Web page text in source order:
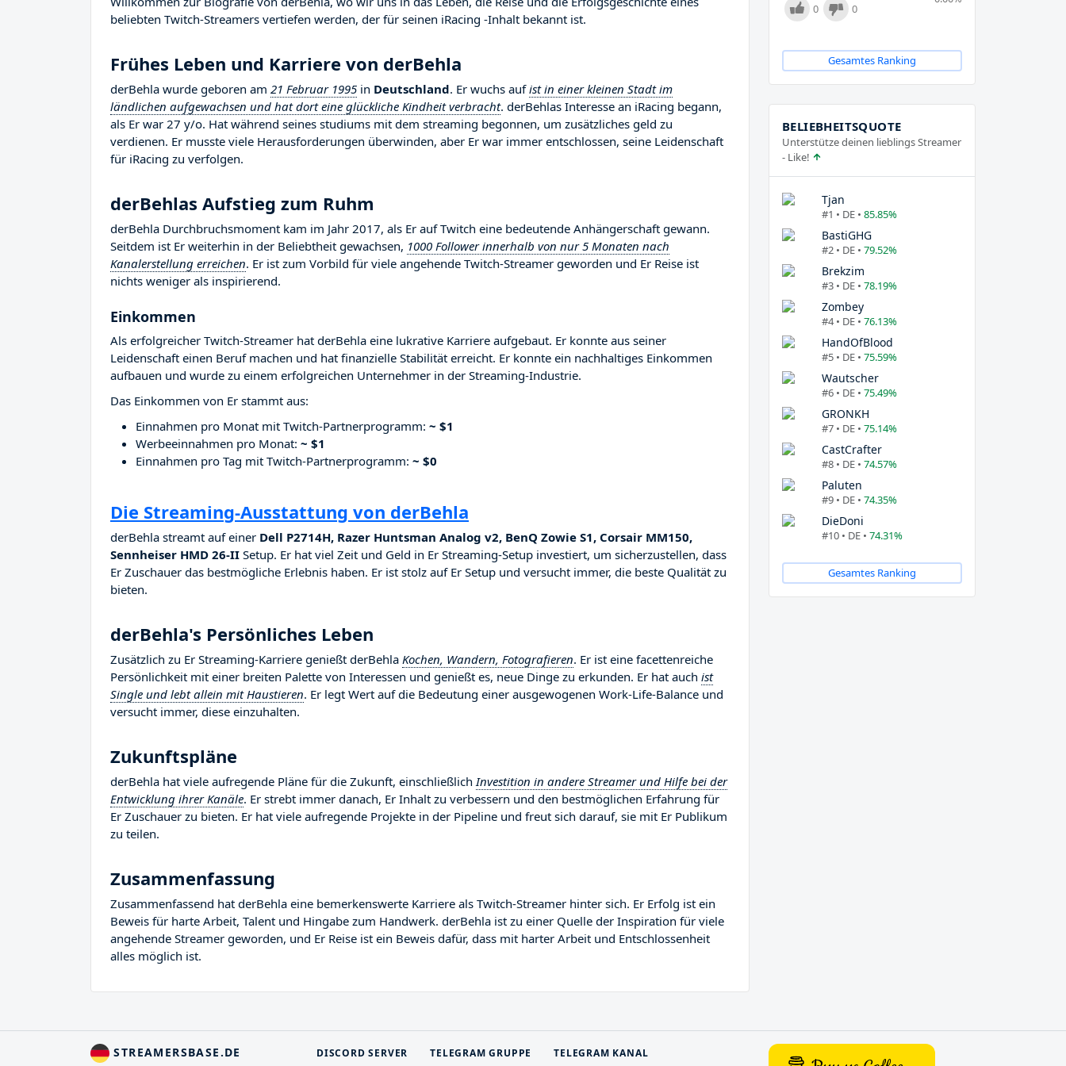
beliebten Twitch-Streamers vertiefen werden, der für seinen iRacing -Inhalt bekannt ist.
Frühes Leben und Karriere von derBehla
derBehla wurde geboren am 21 Februar 1995 in Deutschland. Er wuchs aufist in einer kleinen Stadt im
ländlichen aufgewachsen und hat dort eine glückliche Kindheit verbracht. derBehlas Interesse an iRacing begann,
als Er war 27 y/o. Hat während seines studiums mit dem streaming begonnen, um zusätzliches geld zu
verdienen. Er musste viele Herausforderungen überwinden, aber Er war immer entschlossen, seine Leidenschaft
für iRacing zu verfolgen.
derBehlas Aufstieg zum Ruhm
derBehla Durchbruchsmoment kam im Jahr 2017, als Er auf Twitch eine bedeutende Anhängerschaft gewann.
Seitdem ist Er weiterhin in der Beliebtheit gewachsen, 1000 Follower innerhalb von nur 5 Monaten nach
Kanalerstellung erreichen. Er ist zum Vorbild für viele angehende Twitch-Streamer geworden und Er Reise ist
nichts weniger als inspirierend.
Einkommen
Als erfolgreicher Twitch-Streamer hat derBehla eine lukrative Karriere aufgebaut. Er konnte aus seiner
Leidenschaft einen Beruf machen und hat finanzielle Stabilität erreicht. Er konnte ein nachhaltiges Einkommen
aufbauen und wurde zu einem erfolgreichen Unternehmer in der Streaming-Industrie.
Das Einkommen von Er stammt aus:
Einnahmen pro Monat mit Twitch-Partnerprogramm: ~ $1
Werbeeinnahmen pro Monat: ~ $1
Einnahmen pro Tag mit Twitch-Partnerprogramm: ~ $0
Die Streaming-Ausstattung von derBehla
derBehla streamt auf einer Dell P2714H, Razer Huntsman Analog v2, BenQ Zowie S1, Corsair MM150,
Sennheiser HMD 26-II Setup. Er hat viel Zeit und Geld in Er Streaming-Setup investiert, um sicherzustellen, dass
Er Zuschauer das bestmögliche Erlebnis haben. Er ist stolz auf Er Setup und versucht immer, die beste Qualität zu
bieten.
derBehla's Persönliches Leben
Zusätzlich zu Er Streaming-Karriere genießt derBehla Kochen, Wandern, Fotografieren. Er ist eine facettenreiche
Persönlichkeit mit einer breiten Palette von Interessen und genießt es, neue Dinge zu erkunden. Er hat auch ist
Single und lebt allein mit Haustieren. Er legt Wert auf die Bedeutung einer ausgewogenen Work-Life-Balance und
versucht immer, diese einzuhalten.
Zukunftspläne
derBehla hat viele aufregende Pläne für die Zukunft, einschließlichInvestition in andere Streamer und Hilfe bei der
Entwicklung ihrer Kanäle. Er strebt immer danach, Er Inhalt zu verbessern und den bestmöglichen Erfahrung für
Er Zuschauer zu bieten. Er hat viele aufregende Projekte in der Pipeline und freut sich darauf, sie mit Er Publikum
zu teilen.
Zusammenfassung
Zusammenfassend hat derBehla eine bemerkenswerte Karriere als Twitch-Streamer hinter sich. Er Erfolg ist ein
Beweis für harte Arbeit, Talent und Hingabe zum Handwerk. derBehla ist zu einer Quelle der Inspiration für viele
angehende Streamer geworden, und Er Reise ist ein Beweis dafür, dass mit harter Arbeit und Entschlossenheit
alles möglich ist.
0 0
Gesamtes Ranking
BELIEBHEITSQUOTE
Unterstütze deinen lieblings Streamer
- Like!
Tjan
#1 • DE • 85.85%
BastiGHG
#2 • DE • 79.52%
Brekzim
#3 • DE • 78.19%
Zombey
#4 • DE • 76.13%
HandOfBlood
#5 • DE • 75.59%
Wautscher
#6 • DE • 75.49%
GRONKH
#7 • DE • 75.14%
CastCrafter
#8 • DE • 74.57%
Paluten
#9 • DE • 74.35%
DieDoni
#10 • DE • 74.31%
Gesamtes Ranking
STREAMERSBASE.DE DISCORD SERVER TELEGRAM GRUPPE TELEGRAM KANAL